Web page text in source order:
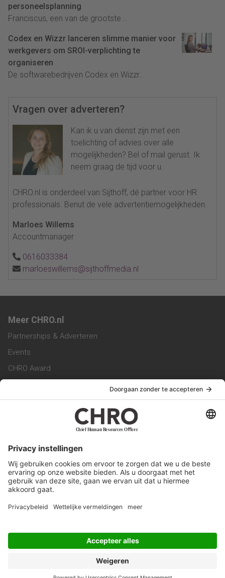
personeelsplanning
Franciscus, een van de grootste...
Codex en Wizzr lanceren slimme manier voor
werkgevers om SROI-verplichting te
organiseren
De softwarebedrijven Codex en Wizzr...
Vragen over adverteren?
Kan ik u van dienst zijn met een
toelichting of advies over alle
mogelijkheden? Bel of mail gerust. Ik
neem graag de tijd voor u.
CHRO.nl is onderdeel van Sijthoff, dé partner voor HR
professionals. Benut de vele advertentiemogelijkheden.
Marloes Willems
Accountmanager
0616033384
marloeswillems@sijthoffmedia.nl
Meer CHRO.nl
Partnerships & Adverteren
Events
CHRO Award
CHRO Magazine
Service & Contact
Werken bij ons
Privacy Statement
Algemene Voorwaarden